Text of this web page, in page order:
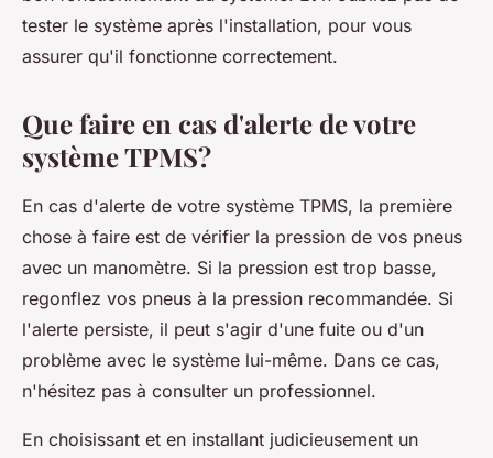
tester le système après l'installation, pour vous
assurer qu'il fonctionne correctement.
Que faire en cas d'alerte de votre
système TPMS?
En cas d'alerte de votre système TPMS, la première
chose à faire est de vérifier la pression de vos pneus
avec un manomètre. Si la pression est trop basse,
regonflez vos pneus à la pression recommandée. Si
l'alerte persiste, il peut s'agir d'une fuite ou d'un
problème avec le système lui-même. Dans ce cas,
n'hésitez pas à consulter un professionnel.
En choisissant et en installant judicieusement un